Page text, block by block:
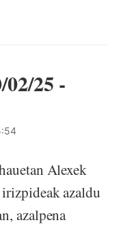
25 -
Alexek
azaldu
azalpena